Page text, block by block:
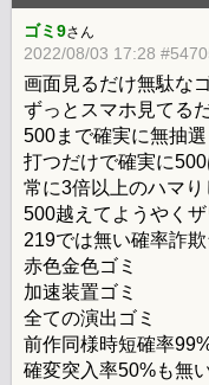
ゴミ9さん
2022/08/03 17:28
画面見るだけ無駄な
ずっとスマホ見てる
500まで確実に無抽選
打つだけで確実に
常に3倍以上のハマ
500越えてようやくザ
219では無い確率詐欺
赤色金色ゴミ
加速装置ゴミ
全ての演出ゴミ
前作同様時短確率
確変突入率50%も無